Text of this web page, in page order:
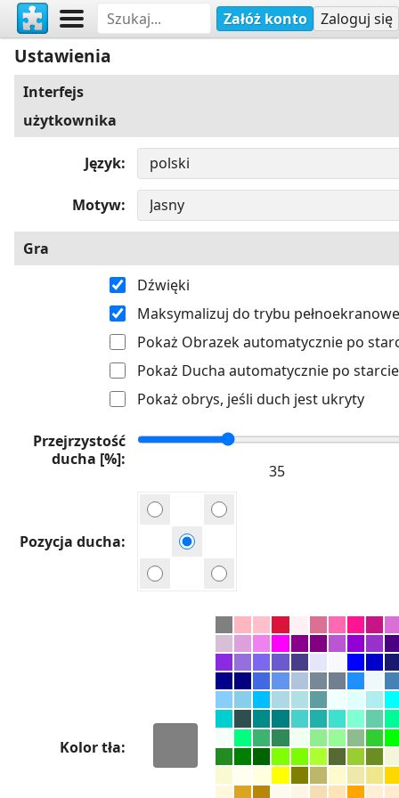
Załóż konto Zaloguj się
Ustawienia
Interfejs
użytkownika
Język
Motyw
Gra
Dźwięki
Maksymalizuj do trybu
Pokaż Obrazek automatycznie po
Pokaż Ducha automatycznie po starcie
Pokaż obrys, jeśli duch jest ukryty
Przejrzystość
ducha [%]
Pozycja ducha
Kolor tła